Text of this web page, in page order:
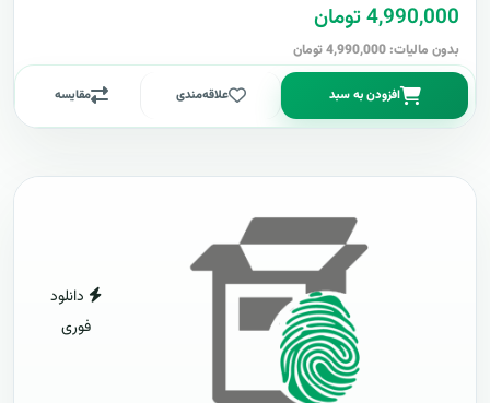
4,990,000 تومان
بدون مالیات: 4,990,000 تومان
افزودن به سبد علاقه‌مندی مقایسه
دانلود
فوری